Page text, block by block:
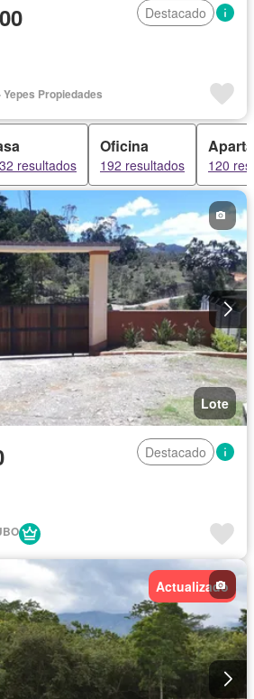
Destacado
Propiedades
resultados
Oficina
192 resultados 120
Lote
Destacado
Actualizado